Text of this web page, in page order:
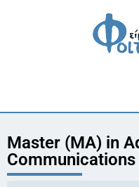
Master (MA) in
Communications